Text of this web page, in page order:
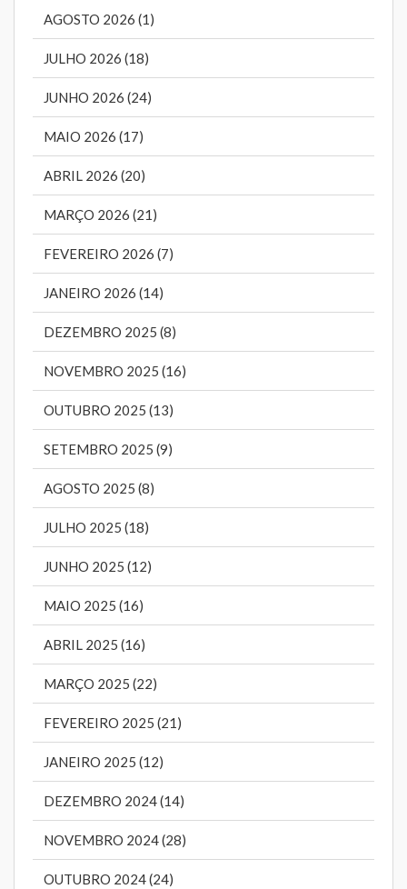
AGOSTO 2026 (1)
JULHO 2026 (18)
JUNHO 2026 (24)
MAIO 2026 (17)
ABRIL 2026 (20)
MARÇO 2026 (21)
FEVEREIRO 2026 (7)
JANEIRO 2026 (14)
DEZEMBRO 2025 (8)
NOVEMBRO 2025 (16)
OUTUBRO 2025 (13)
SETEMBRO 2025 (9)
AGOSTO 2025 (8)
JULHO 2025 (18)
JUNHO 2025 (12)
MAIO 2025 (16)
ABRIL 2025 (16)
MARÇO 2025 (22)
FEVEREIRO 2025 (21)
JANEIRO 2025 (12)
DEZEMBRO 2024 (14)
NOVEMBRO 2024 (28)
OUTUBRO 2024 (24)